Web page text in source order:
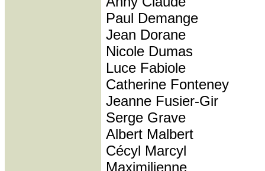
Paul Demange
Jean Dorane
Nicole Dumas
Luce Fabiole
Catherine Fonteney
Jeanne Fusier-Gir
Serge Grave
Albert Malbert
Cécyl Marcyl
Maximilienne